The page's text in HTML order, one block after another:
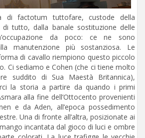
di factotum tuttofare, custode della
di tutto, dalla banale sostituzione delle
da poco: ce ne sono
manutenzione più sostanziosa. Le
di cavallo riempiono questo piccolo
Ci sediamo e Cohen (che ci tiene molto
suddito di Sua Maestà Britannica),
la storia a partire da quando i primi
alla fine dell’Ottocento provenienti
e da Aden, all’epoca possedimento
Una di fronte all’altra, posizionate ai
incantata dal gioco di luci e ombre